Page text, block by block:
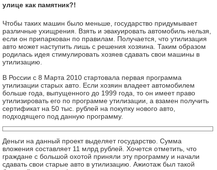
улице как памятник?!
Чтобы таких машин было меньше, государство придумывает
различные ухищрения. Взять и эвакуировать автомобиль нельзя,
если он припаркован по правилам. Получается, что утилизация
авто может наступить лишь с решения хозяина. Таким образом
родилась идея стимулировать хозяев сдавать свои машины в
утилизацию.
В России с 8 Марта 2010 стартовала первая программа
утилизации старых авто. Если хозяин владеет автомобилем
больше года, выпущенного до 1999 года, то он имеет право
утилизировать его по программе утилизации, а взамен получить
сертификат на 50 тыс. рублей на покупку нового авто,
подходящего под данную программу.
Деньги на данный проект выделяет государство. Сумма
вложения составляет 11 млрд рублей. Хочется отметить, что
граждане с большой охотой приняли эту программу и начали
сдавать свои старые авто в утилизацию. Ажиотаж был такой